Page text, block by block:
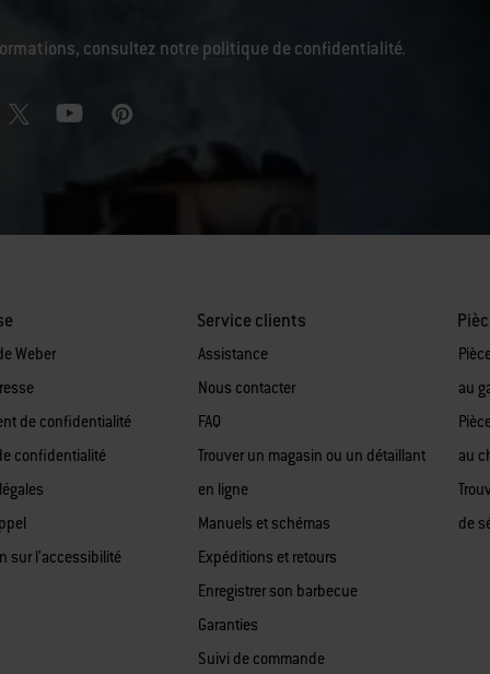
consultez notre politique de confidentialité.
Weber
de confidentialité
confidentialité
sur l’accessibilité
Service clients
Assistance
Nous contacter
FAQ
Trouver un magasin ou un détaillant
en ligne
Manuels et schémas
Expéditions et retours
Enregistrer son barbecue
Garanties
Suivi de commande
au
au
de